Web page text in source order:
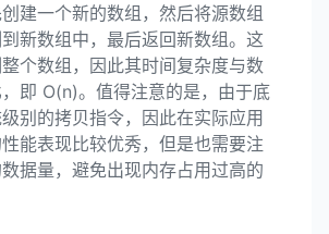
建一个新的数组，然后将源数组
新数组中，最后返回新数组。这
个数组，因此其时间复杂度与数
即 O(n)。值得注意的是，由于底
别的拷贝指令，因此在实际应用
能表现比较优秀，但是也需要注
据量，避免出现内存占用过高的